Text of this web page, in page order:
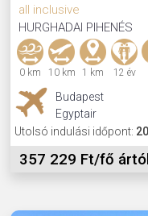
all inclusive
HURGHADAI PIHENÉS
0 km 10 km 1 km 12 év
Budapest
Egyptair
Utolsó indulási időpont:
357 229 Ft/fő ártól